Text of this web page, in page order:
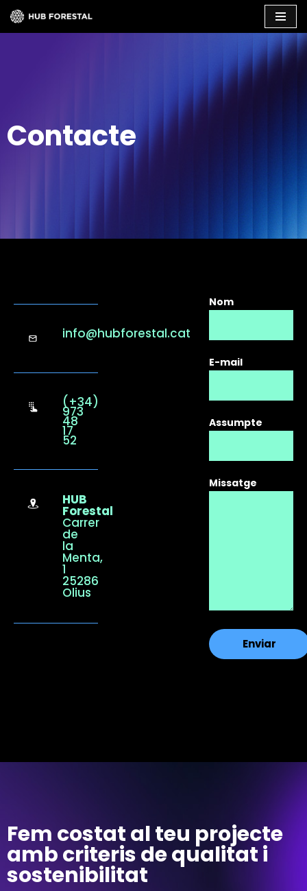
Vés
Contacte
info@hubforestal.cat
(+34)
973
48
17
52
HUB
Forestal
Carrer
de
la
Menta,
1
25286
Olius
Nom
E-mail
Assumpte
Missatge
Fem costat al teu projecte
amb criteris de qualitat i
sostenibilitat